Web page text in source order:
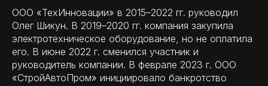
ООО «ТехИнновации» в 2015–2022 гг. руководил
Олег Шикун. В 2019–2020 гг. компания закупила
электротехническое оборудование, но не оплатила
его. В июне 2022 г. сменился участник и
руководитель компании. В феврале 2023 г. ООО
«СтройАвтоПром» инициировало банкротство